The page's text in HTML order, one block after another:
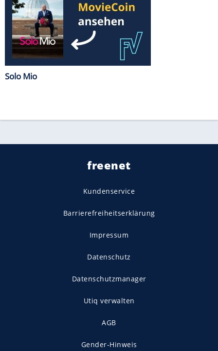
Solo Mio
freenet
Kundenservice
Barrierefreiheitserklärung
Impressum
Datenschutz
Datenschutzmanager
Utiq verwalten
AGB
Gender-Hinweis